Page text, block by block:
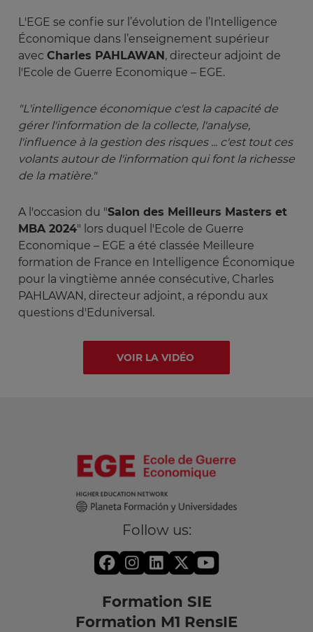
L'EGE se confie sur l’évolution de l’Intelligence
Économique dans l’enseignement supérieur
avec Charles PAHLAWAN, directeur adjoint de
l'Ecole de Guerre Economique – EGE.
"L'intelligence économique c'est la capacité de
gérer l'information de la collecte, l'analyse,
l'influence à la gestion des risques ... c'est tout ces
volants autour de l'information qui font la richesse
de la matière."
A l'occasion du "Salon des Meilleurs Masters et
MBA 2024" lors duquel l'Ecole de Guerre
Economique – EGE a été classée Meilleure
formation de France en Intelligence Économique
pour la vingtième année consécutive, Charles
PAHLAWAN, directeur adjoint, a répondu aux
questions d'Eduniversal.
VOIR LA VIDÉO
Follow us:
Formation SIE
Formation M1 RensIE